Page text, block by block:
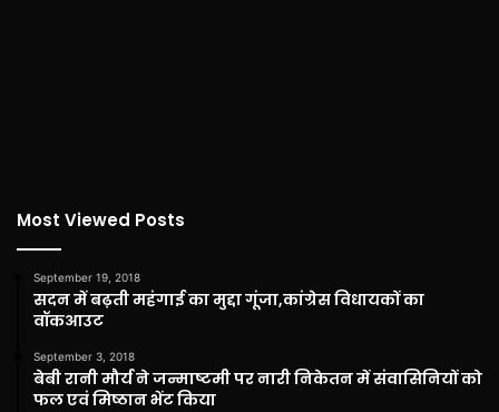
Most Viewed Posts
September 19, 2018
सदन में बढ़ती महंगाई का मुद्दा गूंजा,कांग्रेस विधायकों का
वॉकआउट
September 3, 2018
बेबी रानी मौर्य ने जन्माष्टमी पर नारी निकेतन में संवासिनियों को
फल एवं मिष्ठान भेंट किया